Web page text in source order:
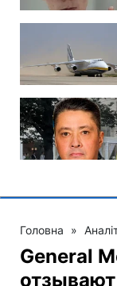
Головна »
General